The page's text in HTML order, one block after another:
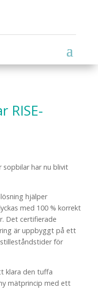
RISE-
sopbilar har nu blivit
hjälper
med 100 % korrekt
Det certifierade
är uppbyggt på ett
för
klara den tuffa
mätprincip med ett